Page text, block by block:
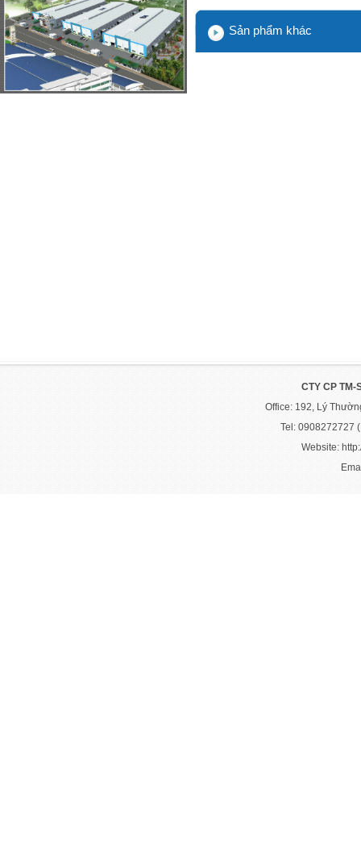
Sản phẩm khác
CTY CP TM-
Office: 192, Lý
Tel: 0908272727
Website: